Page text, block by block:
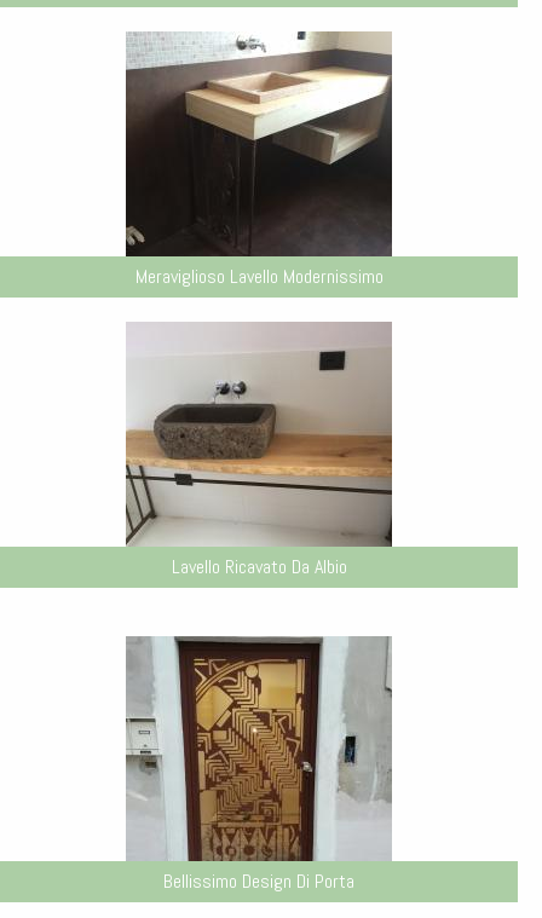
Meraviglioso Lavello Modernissimo
Lavello Ricavato Da Albio
Bellissimo Design Di Porta